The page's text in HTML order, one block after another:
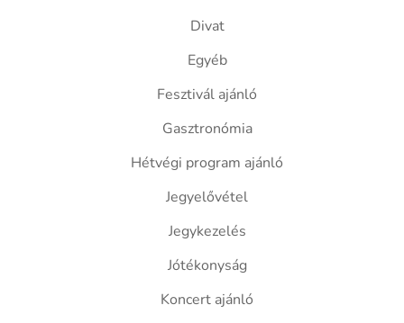
Divat
Egyéb
Fesztivál ajánló
Gasztronómia
Hétvégi program ajánló
Jegyelővétel
Jegykezelés
Jótékonyság
Koncert ajánló